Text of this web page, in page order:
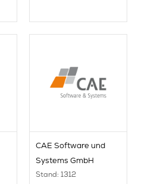
CAE Software und
Systems GmbH
Stand: 1312